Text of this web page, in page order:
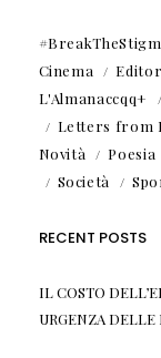
Cinema
L'Almanaccqq+
Letters from
Novità
Poesia
Società
RECENT POSTS
IL COSTO
URGENZA